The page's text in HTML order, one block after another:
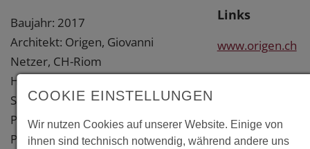
Baujahr: 2017
Architekt: Origen, Giovanni
Netzer, CH-Riom
Holzbau: Uffer Holz AG, CH-
Savognin
Preise:
Prix Lignum 2018, Region Ost
Links
www.origen.ch
COOKIE EINSTELLUNGEN
Wir nutzen Cookies auf unserer Website. Einige von
ihnen sind technisch notwendig, während andere uns